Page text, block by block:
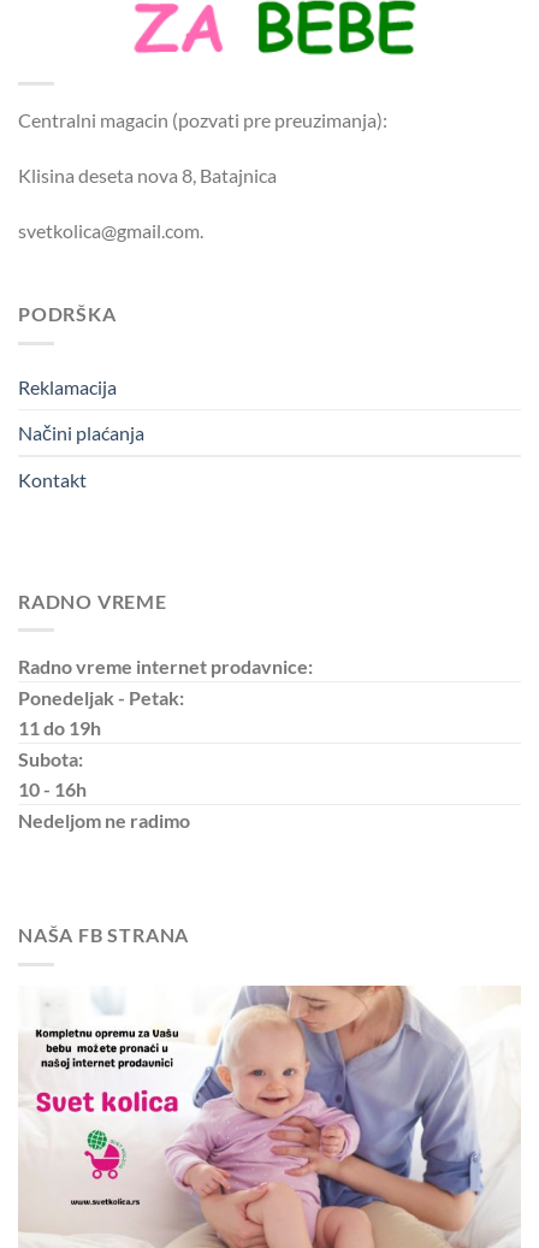
Centralni magacin (pozvati pre preuzimanja):
Klisina deseta nova 8, Batajnica
svetkolica@gmail.com.
PODRŠKA
Reklamacija
Načini plaćanja
Kontakt
RADNO VREME
Radno vreme internet prodavnice:
Ponedeljak - Petak:
11 do 19h
Subota:
10 - 16h
Nedeljom ne radimo
NAŠA FB STRANA